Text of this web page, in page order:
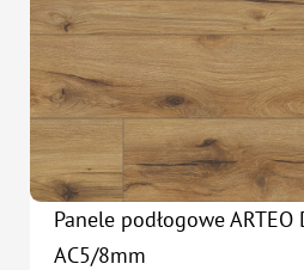
Panele podłogowe
AC5/8mm